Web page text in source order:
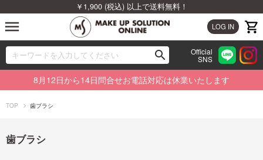
￥1,900 (税込) 以上で送料無料！
LOG IN
menu
search
00
Official
SNS
ブランドから探す
カテゴリから探す
8月12日から14日問合せお電話対応は休業いたします
TOP 歯ブラシ
歯ブラシ